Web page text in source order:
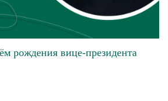
рождения вице-президента